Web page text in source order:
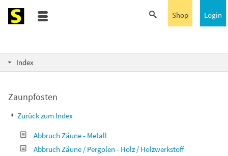
Login
Shop
Index
Zaunpfosten
Zurück zum Index
Abbruch Zäune - Metall
Abbruch Zäune / Pergolen - Holz / Holzwerkstoff